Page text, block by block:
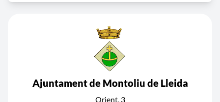
Ajuntament de Montoliu de Lleida
Orient, 3